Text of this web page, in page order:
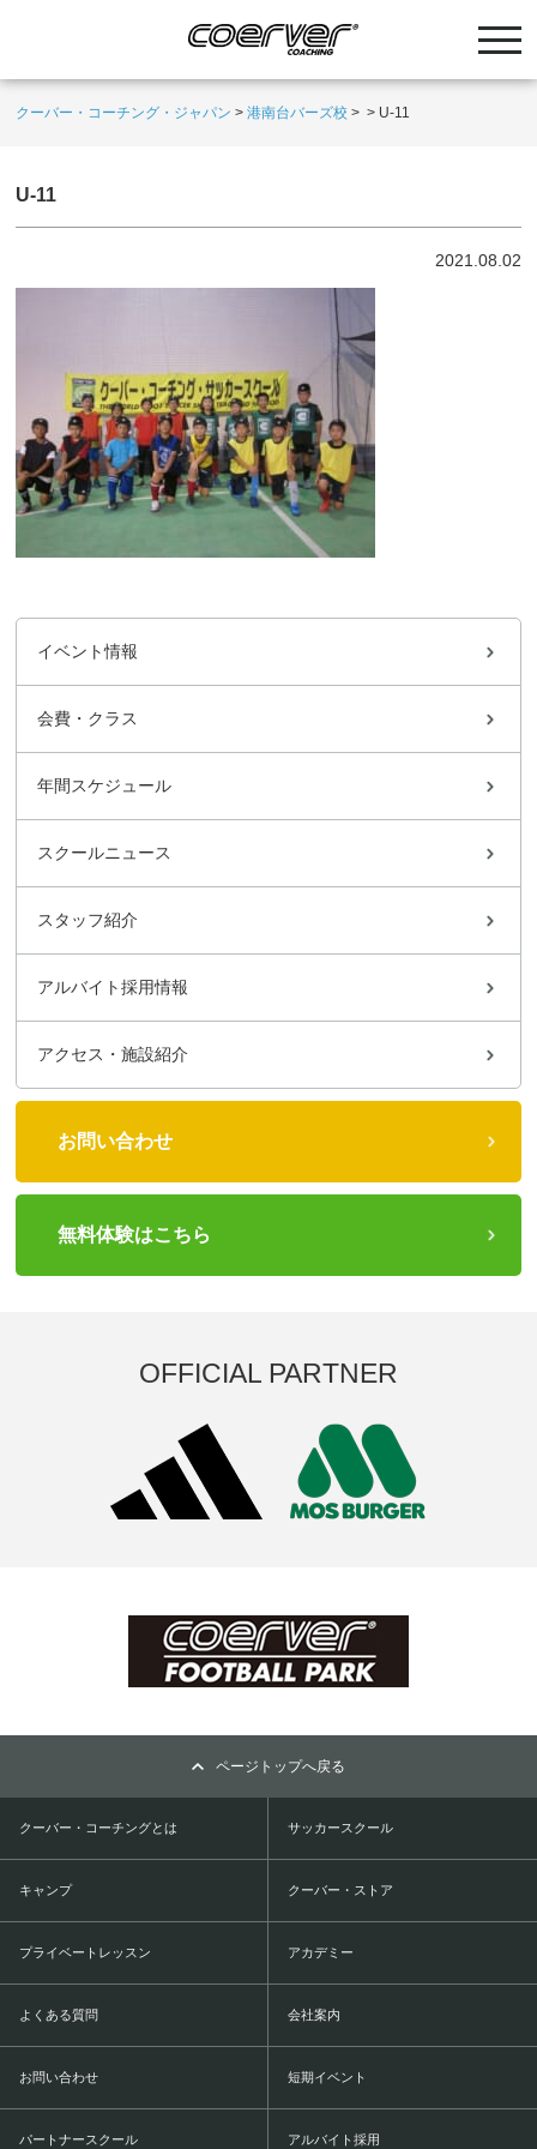
クーバー・コーチング・ジャパン >港南台バーズ校 > > U-11
U-11
2021.08.02
イベント情報
会費・クラス
年間スケジュール
スクールニュース
スタッフ紹介
アルバイト採用情報
アクセス・施設紹介
お問い合わせ
無料体験はこちら
OFFICIAL PARTNER
ページトップへ戻る
クーバー・コーチングとは サッカースクール
キャンプ クーバー・ストア
プライベートレッスン アカデミー
よくある質問 会社案内
お問い合わせ 短期イベント
パートナースクール アルバイト採用